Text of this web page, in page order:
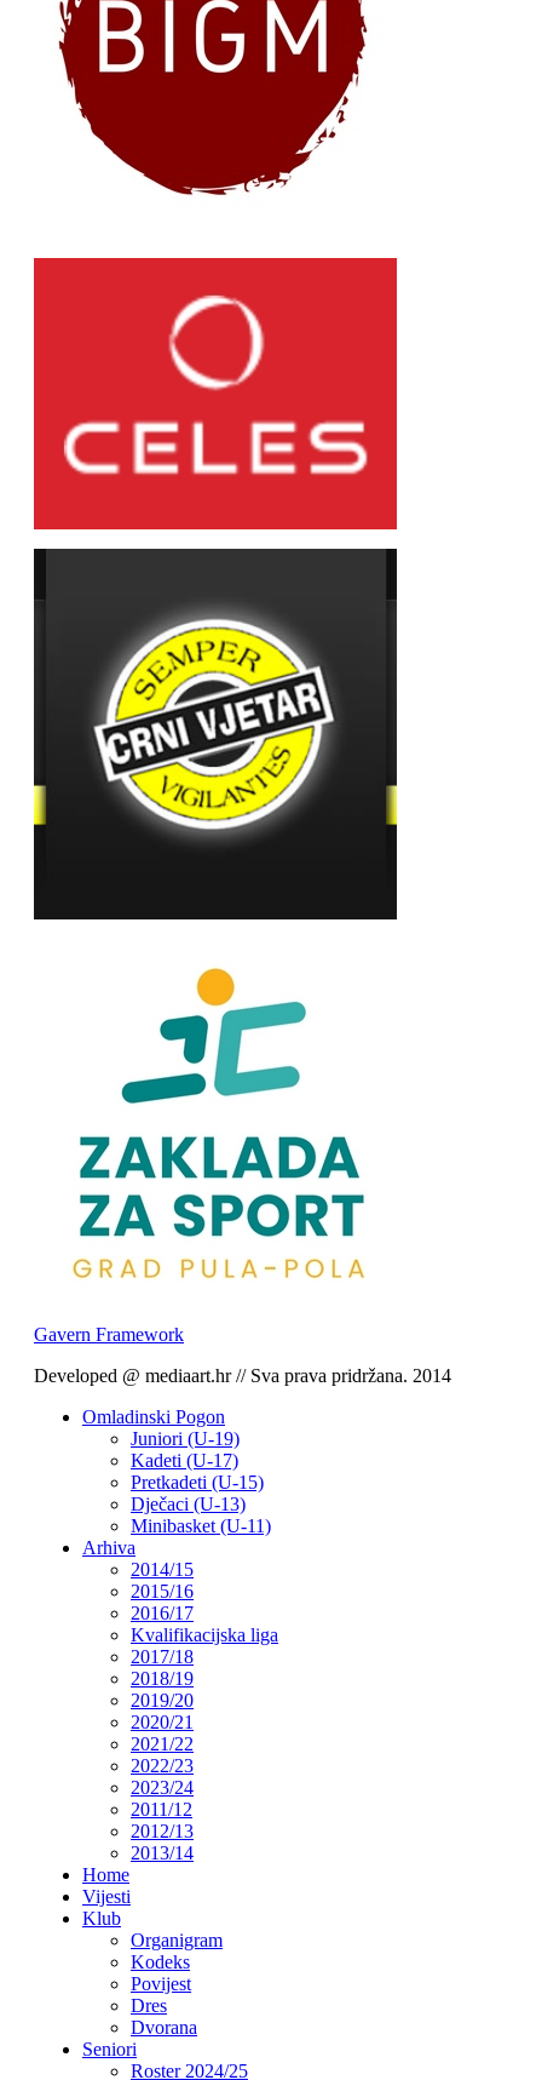
Gavern Framework
Developed @ mediaart.hr // Sva prava pridržana. 2014
Omladinski Pogon
Juniori (U-19)
Kadeti (U-17)
Pretkadeti (U-15)
Dječaci (U-13)
Minibasket (U-11)
Arhiva
2014/15
2015/16
2016/17
Kvalifikacijska liga
2017/18
2018/19
2019/20
2020/21
2021/22
2022/23
2023/24
2011/12
2012/13
2013/14
Home
Vijesti
Klub
Organigram
Kodeks
Povijest
Dres
Dvorana
Seniori
Roster 2024/25